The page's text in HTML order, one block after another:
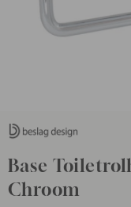
Base
Chroom